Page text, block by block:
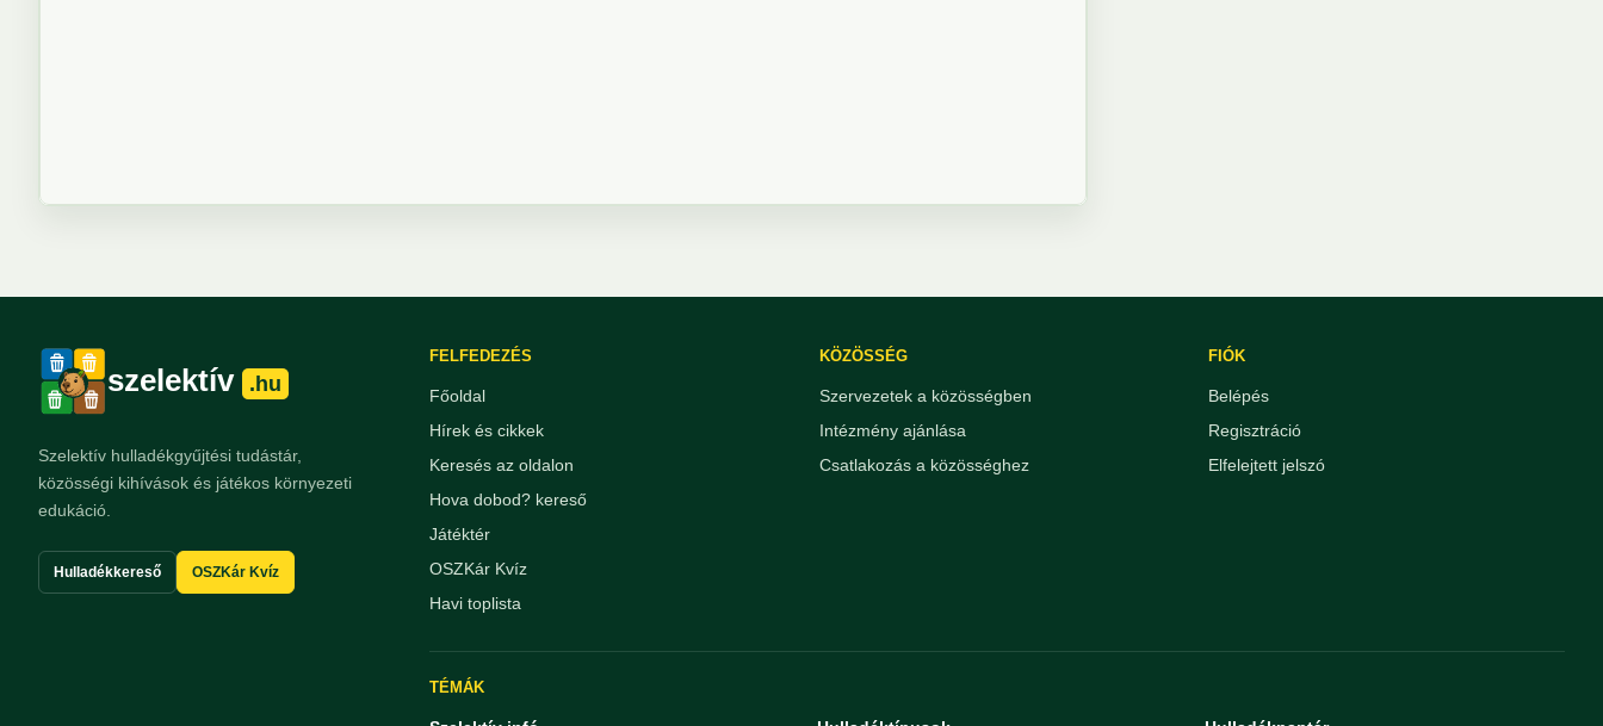
szelektív .hu
Szelektív hulladékgyűjtési tudástár,
közösségi kihívások és játékos környezeti
edukáció.
Hulladékkereső OSZKár Kvíz
FELFEDEZÉS
Főoldal
Hírek és cikkek
Keresés az oldalon
Hova dobod? kereső
Játéktér
OSZKár Kvíz
Havi toplista
KÖZÖSSÉG
Szervezetek a közösségben
Intézmény ajánlása
Csatlakozás a közösséghez
FIÓK
Belépés
Regisztráció
Elfelejtett jelszó
TÉMÁK